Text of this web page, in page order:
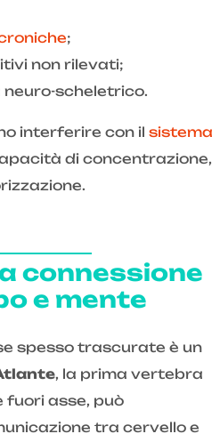
;
non rilevati;
scheletrico.
interferire con il sistema
di concentrazione,
connessione
e mente
spesso trascurate è un
, la prima vertebra
fuori asse, può
tra cervello e